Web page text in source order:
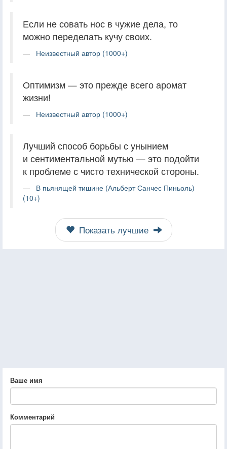
Если не совать нос в чужие дела, то
можно переделать кучу своих.
Неизвестный автор (1000+)
Оптимизм — это прежде всего аромат
жизни!
Неизвестный автор (1000+)
Лучший способ борьбы с унынием
и сентиментальной мутью — это подойти
к проблеме с чисто технической стороны.
В пьянящей тишине (Альберт Санчес Пиньоль)
(10+)
Показать лучшие
Ваше имя
Комментарий